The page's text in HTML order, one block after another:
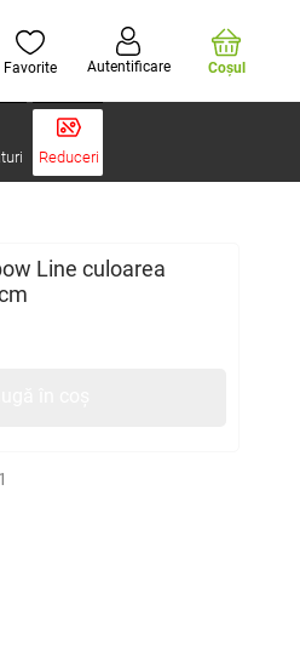
Favorite Autentificare Coşul
Reduceri
Line culoarea